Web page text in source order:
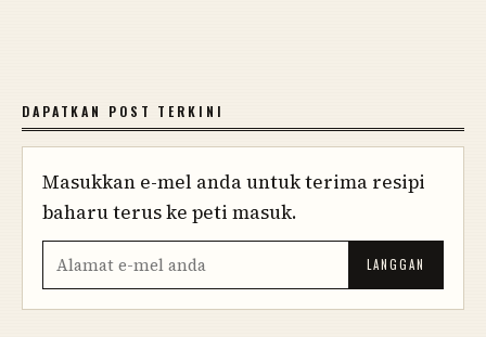
DAPATKAN POST TERKINI
Masukkan e-mel anda untuk terima resipi
baharu terus ke peti masuk.